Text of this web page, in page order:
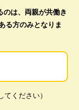
は、両親が共働き
る方のみとなりま
ください）